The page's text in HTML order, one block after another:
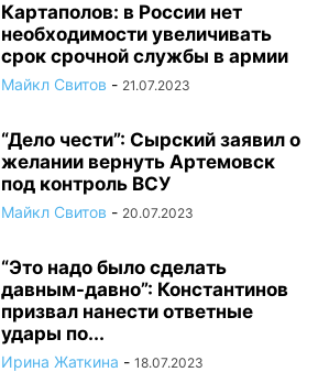
Картаполов: в России нет
необходимости увеличивать
срок срочной службы в армии
Майкл Свитов - 21.07.2023
“Дело чести”: Сырский заявил о
желании вернуть Артемовск
под контроль ВСУ
Майкл Свитов - 20.07.2023
“Это надо было сделать
давным-давно”: Константинов
призвал нанести ответные
удары по...
Ирина Жаткина - 18.07.2023